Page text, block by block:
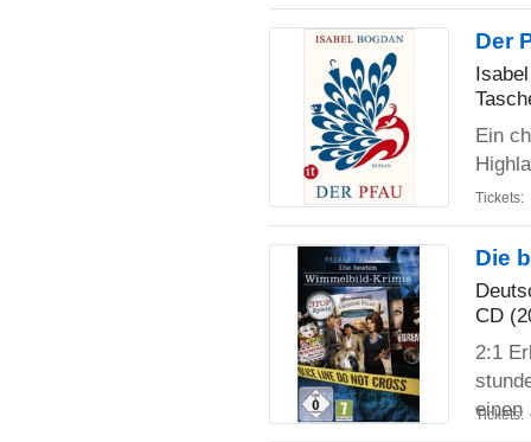
Der
Ein
Tickets:
Die
CD
2:1
einen
Tickets: